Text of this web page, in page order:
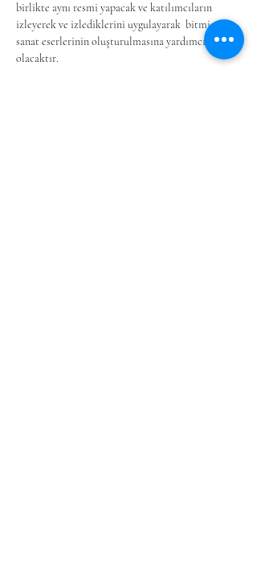
birlikte aynı resmi yapacak ve katılımcıların
izleyerek ve izlediklerini uygulayarak  bitmiş
sanat eserlerinin oluşturulmasına yardımcı
olacaktır.